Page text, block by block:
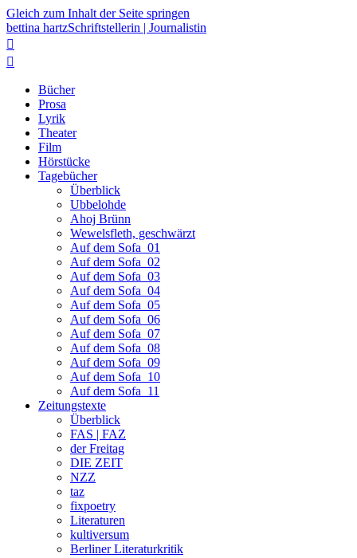
Gleich zum Inhalt der Seite springen
bettina hartzSchriftstellerin | Journalistin


Bücher
Prosa
Lyrik
Theater
Film
Hörstücke
Tagebücher
Überblick
Ubbelohde
Ahoj Brünn
Wewelsfleth, geschwärzt
Auf dem Sofa_01
Auf dem Sofa_02
Auf dem Sofa_03
Auf dem Sofa_04
Auf dem Sofa_05
Auf dem Sofa_06
Auf dem Sofa_07
Auf dem Sofa_08
Auf dem Sofa_09
Auf dem Sofa_10
Auf dem Sofa_11
Zeitungstexte
Überblick
FAS | FAZ
der Freitag
DIE ZEIT
NZZ
taz
fixpoetry
Literaturen
kultiversum
Berliner Literaturkritik